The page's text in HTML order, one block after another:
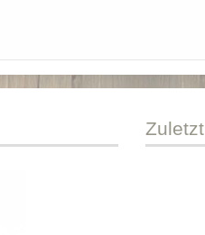
Zuletzt